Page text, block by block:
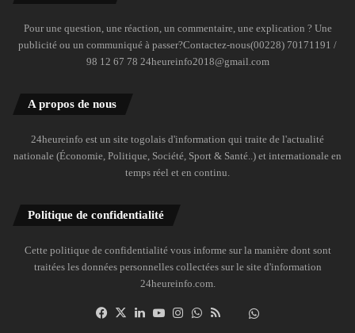
Pour une question, une réaction, un commentaire, une explication ? Une
publicité ou un communiqué à passer?Contactez-nous(00228) 70171191 /
98 12 67 78 24heureinfo2018@gmail.com
A propos de nous
24heureinfo est un site togolais d'information qui traite de l'actualité
nationale (Économie, Politique, Société, Sport & Santé..) et internationale en
temps réel et en continu.
Politique de confidentialité
Cette politique de confidentialité vous informe sur la manière dont sont
traitées les données personnelles collectées sur le site d'information
24heureinfo.com.
Facebook
X LinkedinYouTubeInstagramWhatsAppDailymotion